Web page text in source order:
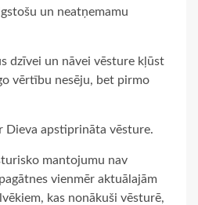
un neatņemamu
dzīvei un nāvei vēsture kļūst
vērtību nesēju, bet pirmo
Dieva apstiprināta vēsture.
mantojumu nav
vienmēr aktuālajām
kas nonākuši vēsturē,